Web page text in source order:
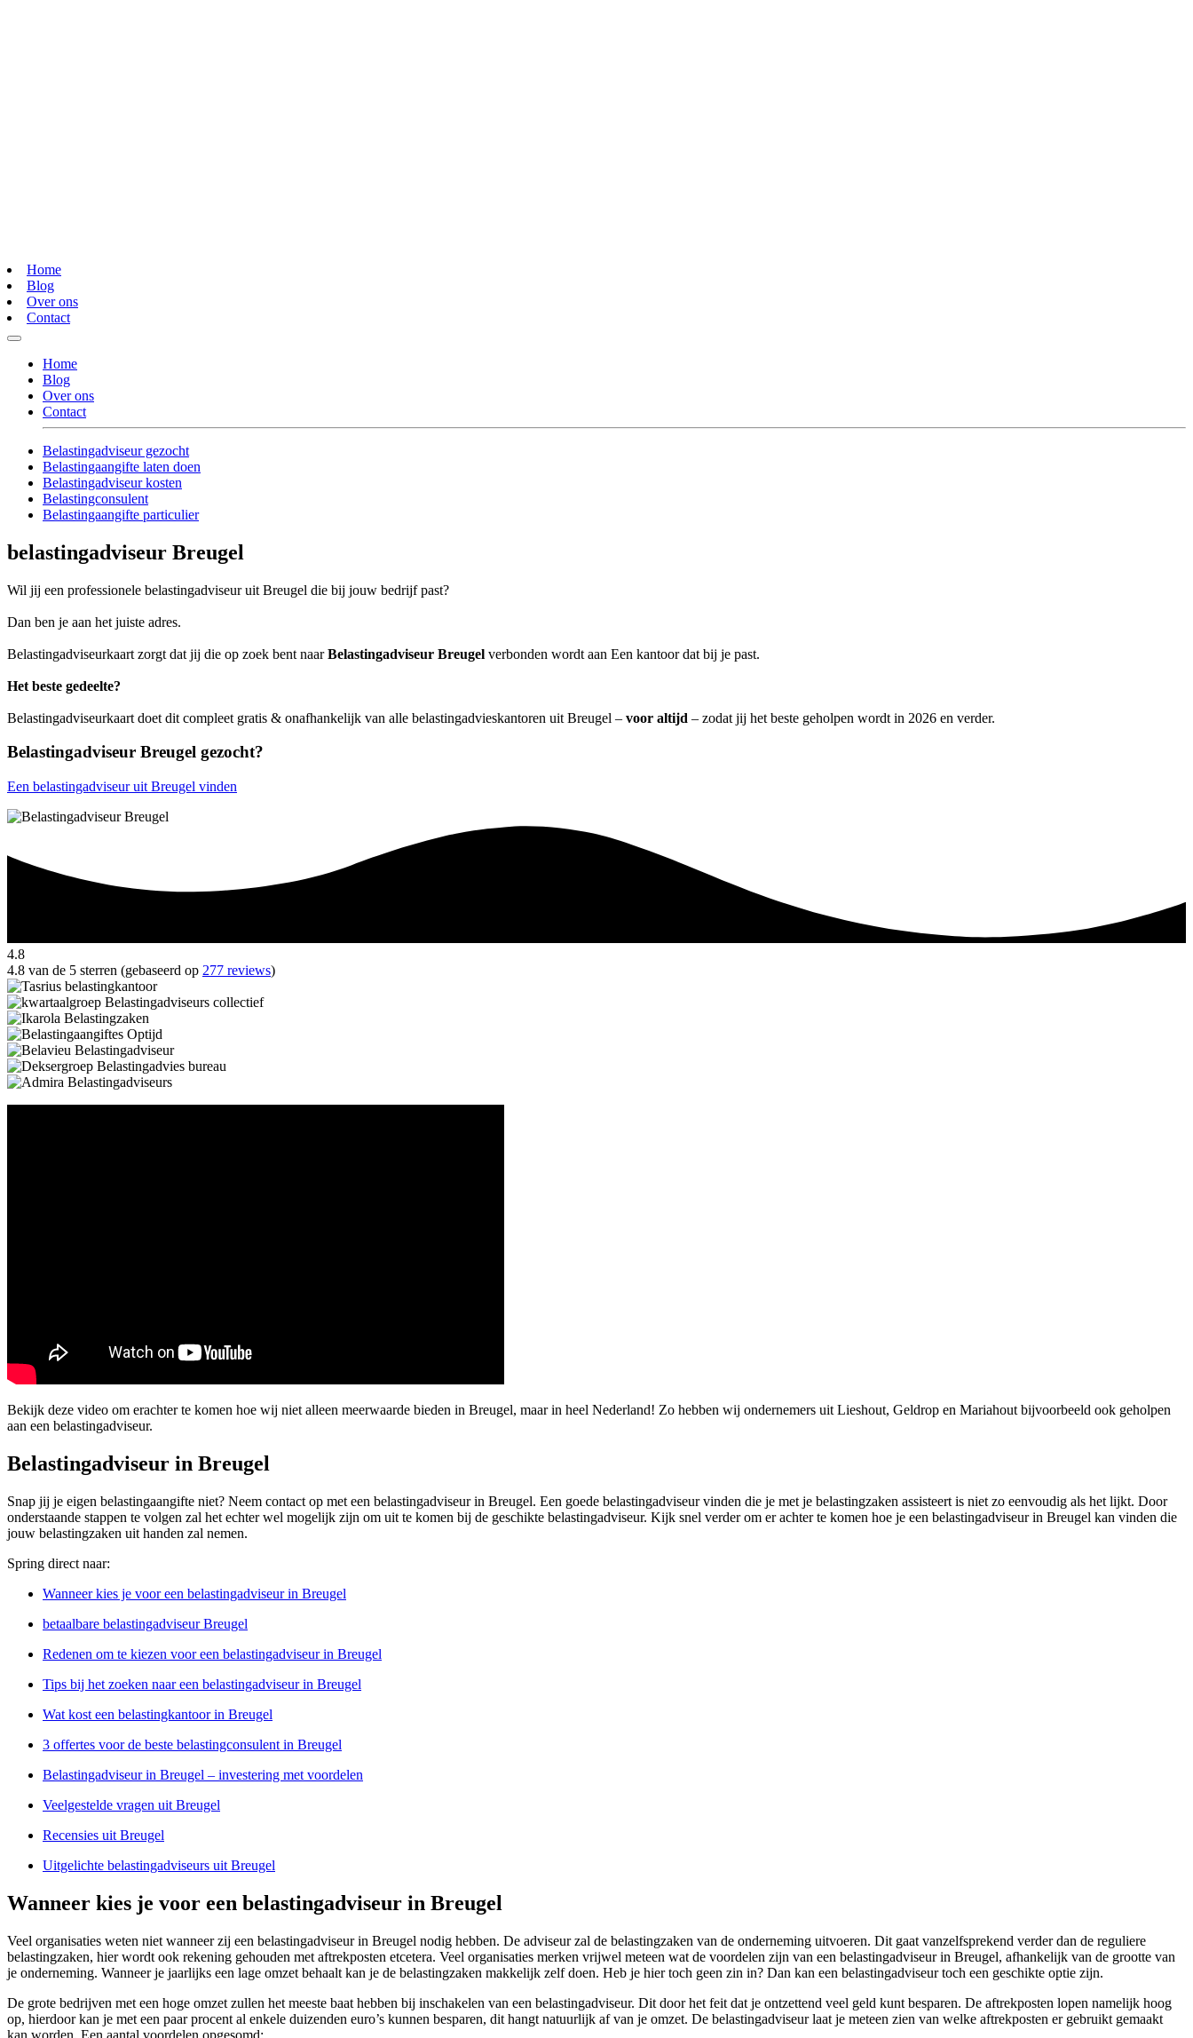
Home
Blog
Over ons
Contact
Home
Blog
Over ons
Contact
Belastingadviseur gezocht
Belastingaangifte laten doen
Belastingadviseur kosten
Belastingconsulent
Belastingaangifte particulier
belastingadviseur Breugel
Wil jij een professionele belastingadviseur uit Breugel die bij jouw bedrijf past?
Dan ben je aan het juiste adres.
Belastingadviseurkaart zorgt dat jij die op zoek bent naarBelastingadviseur Breugel verbonden wordt aan Een kantoor dat bij je past.
Het beste gedeelte?
Belastingadviseurkaart doet dit compleet gratis & onafhankelijk van alle belastingadvieskantoren uit Breugel – voor altijd – zodat jij het beste geholpen wordt in 2026 en verder.
Belastingadviseur Breugel gezocht?
Een belastingadviseur uit Breugel vinden
4.8
4.8 van de 5 sterren (gebaseerd op 277 reviews)
Bekijk deze video om erachter te komen hoe wij niet alleen meerwaarde bieden in Breugel, maar in heel Nederland! Zo hebben wij ondernemers uit Lieshout, Geldrop en Mariahout bijvoorbeeld ook geholpen
aan een belastingadviseur.
Belastingadviseur in Breugel
Snap jij je eigen belastingaangifte niet? Neem contact op met een belastingadviseur in Breugel. Een goede belastingadviseur vinden die je met je belastingzaken assisteert is niet zo eenvoudig als het lijkt. Door
onderstaande stappen te volgen zal het echter wel mogelijk zijn om uit te komen bij de geschikte belastingadviseur. Kijk snel verder om er achter te komen hoe je een belastingadviseur in Breugel kan vinden die
jouw belastingzaken uit handen zal nemen.
Spring direct naar:
Wanneer kies je voor een belastingadviseur in Breugel
betaalbare belastingadviseur Breugel
Redenen om te kiezen voor een belastingadviseur in Breugel
Tips bij het zoeken naar een belastingadviseur in Breugel
Wat kost een belastingkantoor in Breugel
3 offertes voor de beste belastingconsulent in Breugel
Belastingadviseur in Breugel – investering met voordelen
Veelgestelde vragen uit Breugel
Recensies uit Breugel
Uitgelichte belastingadviseurs uit Breugel
Wanneer kies je voor een belastingadviseur in Breugel
Veel organisaties weten niet wanneer zij een belastingadviseur in Breugel nodig hebben. De adviseur zal de belastingzaken van de onderneming uitvoeren. Dit gaat vanzelfsprekend verder dan de reguliere
belastingzaken, hier wordt ook rekening gehouden met aftrekposten etcetera. Veel organisaties merken vrijwel meteen wat de voordelen zijn van een belastingadviseur in Breugel, afhankelijk van de grootte van
je onderneming. Wanneer je jaarlijks een lage omzet behaalt kan je de belastingzaken makkelijk zelf doen. Heb je hier toch geen zin in? Dan kan een belastingadviseur toch een geschikte optie zijn.
De grote bedrijven met een hoge omzet zullen het meeste baat hebben bij inschakelen van een belastingadviseur. Dit door het feit dat je ontzettend veel geld kunt besparen. De aftrekposten lopen namelijk hoog
op, hierdoor kan je met een paar procent al enkele duizenden euro’s kunnen besparen, dit hangt natuurlijk af van je omzet. De belastingadviseur laat je meteen zien van welke aftrekposten er gebruikt gemaakt
kan worden. Een aantal voordelen opgesomd: